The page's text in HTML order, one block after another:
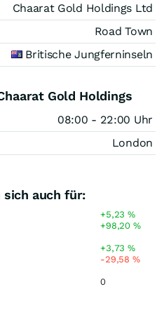
Chaarat Gold Holdings Ltd
Road Town
Britische Jungferninseln
Gold Holdings
08:00 - 22:00 Uhr
London
auch für:
+5,23%
+98,20%
+3,73%
-29,58%
0